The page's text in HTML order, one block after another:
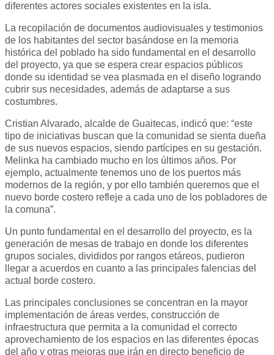
diferentes actores sociales existentes en la isla.
La recopilación de documentos audiovisuales y testimonios
de los habitantes del sector basándose en la memoria
histórica del poblado ha sido fundamental en el desarrollo
del proyecto, ya que se espera crear espacios públicos
donde su identidad se vea plasmada en el diseño logrando
cubrir sus necesidades, además de adaptarse a sus
costumbres.
Cristian Alvarado, alcalde de Guaitecas, indicó que: “este
tipo de iniciativas buscan que la comunidad se sienta dueña
de sus nuevos espacios, siendo partícipes en su gestación.
Melinka ha cambiado mucho en los últimos años. Por
ejemplo, actualmente tenemos uno de los puertos más
modernos de la región, y por ello también queremos que el
nuevo borde costero refleje a cada uno de los pobladores de
la comuna”.
Un punto fundamental en el desarrollo del proyecto, es la
generación de mesas de trabajo en donde los diferentes
grupos sociales, divididos por rangos etáreos, pudieron
llegar a acuerdos en cuanto a las principales falencias del
actual borde costero.
Las principales conclusiones se concentran en la mayor
implementación de áreas verdes, construcción de
infraestructura que permita a la comunidad el correcto
aprovechamiento de los espacios en las diferentes épocas
del año y otras mejoras que irán en directo beneficio de